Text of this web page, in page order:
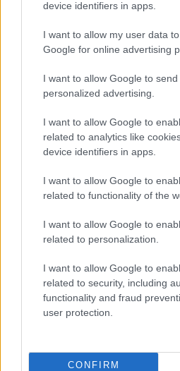
device identifiers in apps.
I want to allow my user data
Google for online advertising
I want to allow Google to send
personalized advertising.
I want to allow Google to
related to analytics like
device identifiers in apps.
I want to allow Google to
related to functionality of the
I want to allow Google to
related to personalization.
I want to allow Google to
related to security, including
functionality and fraud
user protection.
CONFIRM
περίοδο 2026-2027 και η
από το Τομεακό Πρόγραμμα
Τα ΚΕΠΕΑ αποτελούν ένα
αποκεντρωμένων δημόσιων
Υπουργείου Παιδείας, με
εκπαίδευσης για το περιβάλλον
στην υποστήριξη των σχολικών
συνεργασιών με την τοπική
καλλιέργεια περιβαλλοντικής
πολιτειότητας στους μαθητές.